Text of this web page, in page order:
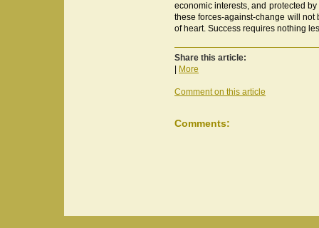
economic interests, and protected
these forces-against-change will not
of heart. Success requires nothing
Share this article:
More
Comment on this article
Comments: